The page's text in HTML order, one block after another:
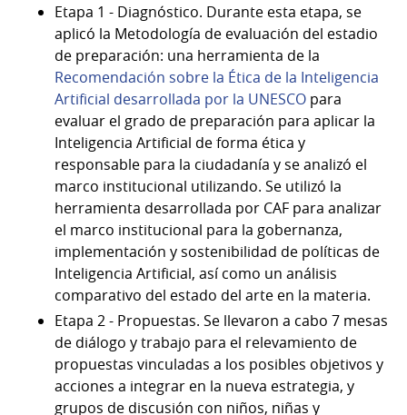
Etapa 1 - Diagnóstico. Durante esta etapa, se
aplicó la Metodología de evaluación del estadio
de preparación: una herramienta de la
Recomendación sobre la Ética de la Inteligencia
Artificial desarrollada por la UNESCO para
evaluar el grado de preparación para aplicar la
Inteligencia Artificial de forma ética y
responsable para la ciudadanía y se analizó el
marco institucional utilizando. Se utilizó la
herramienta desarrollada por CAF para analizar
el marco institucional para la gobernanza,
implementación y sostenibilidad de políticas de
Inteligencia Artificial, así como un análisis
comparativo del estado del arte en la materia.
Etapa 2 - Propuestas. Se llevaron a cabo 7 mesas
de diálogo y trabajo para el relevamiento de
propuestas vinculadas a los posibles objetivos y
acciones a integrar en la nueva estrategia, y
grupos de discusión con niños, niñas y